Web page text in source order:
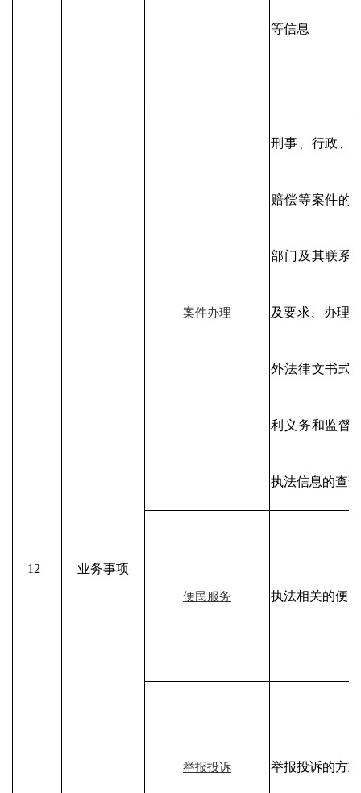
12 业务事项
等信息
案件办理
刑事、行政、
赔偿等案件的
部门及其联系
及要求、办理
外法律文书式
利义务和监督
执法信息的查
便民服务 执法相关的便
举报投诉 举报投诉的方